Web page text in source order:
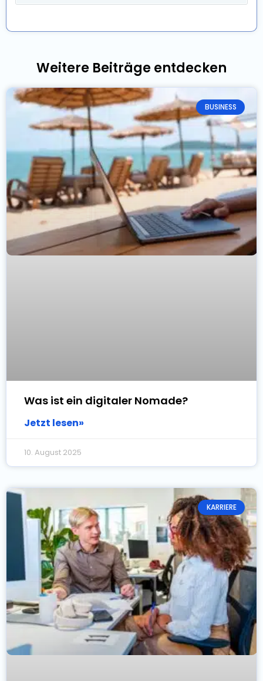
Weitere Beiträge entdecken
BUSINESS
Was ist ein digitaler Nomade?
Jetzt lesen»
10. August 2025
KARRIERE